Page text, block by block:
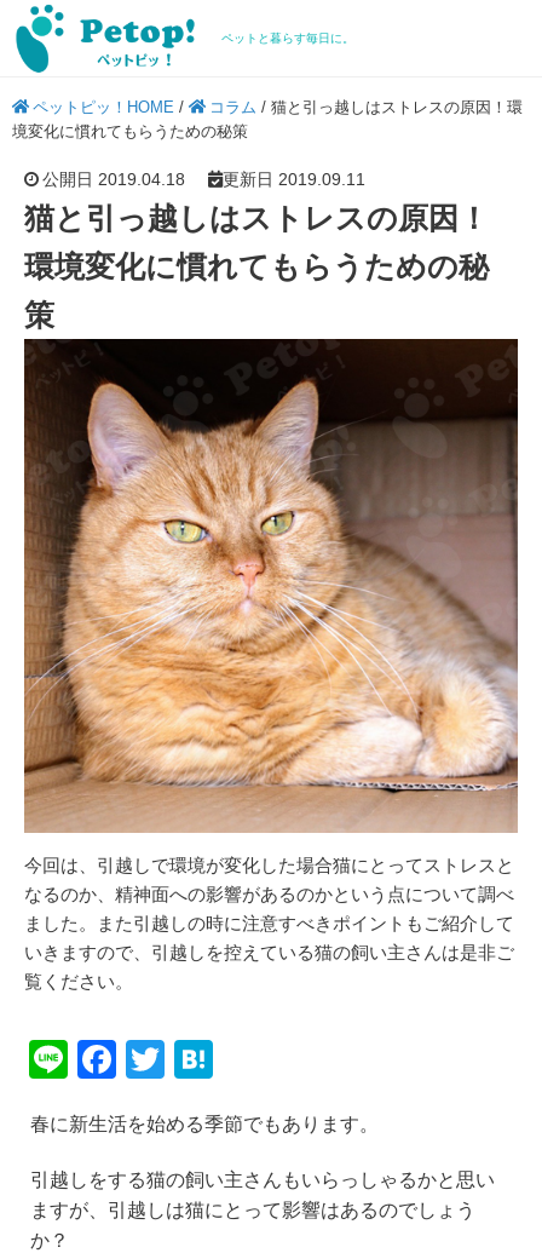
ペットと暮らす毎日に。
ペットピッ！HOME / コラム / 猫と引っ越しはストレスの原因！環
境変化に慣れてもらうための秘策
公開日 2019.04.18 更新日 2019.09.11
猫と引っ越しはストレスの原因！
環境変化に慣れてもらうための秘
策
今回は、引越しで環境が変化した場合猫にとってストレスと
なるのか、精神面への影響があるのかという点について調べ
ました。また引越しの時に注意すべきポイントもご紹介して
いきますので、引越しを控えている猫の飼い主さんは是非ご
覧ください。
Li
e
F
c
e
b
T
tt
er
e
n
a
春に新生活を始める季節でもあります。
引越しをする猫の飼い主さんもいらっしゃるかと思い
ますが、引越しは猫にとって影響はあるのでしょう
か？